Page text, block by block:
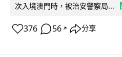
次入境澳門時，被治安警察局...
376 56 ↗ 分享